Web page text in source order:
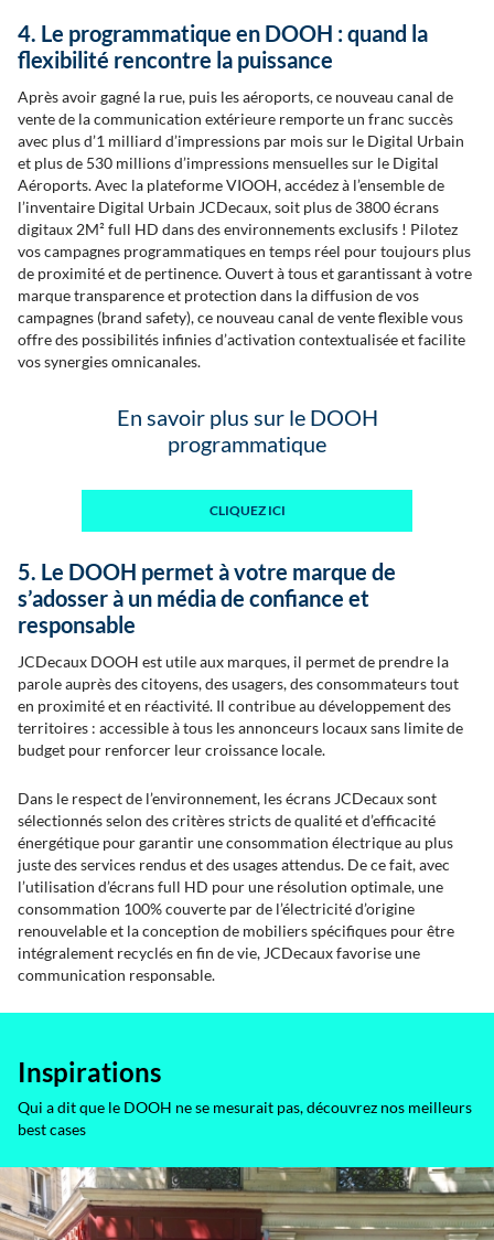
4. Le programmatique en DOOH : quand la
flexibilité rencontre la puissance
Après avoir gagné la rue, puis les aéroports, ce nouveau canal de
vente de la communication extérieure remporte un franc succès
avec plus d’1 milliard d’impressions par mois sur le Digital Urbain
et plus de 530 millions d’impressions mensuelles sur le Digital
Aéroports. Avec la plateforme VIOOH, accédez à l’ensemble de
l’inventaire Digital Urbain JCDecaux, soit plus de 3800 écrans
digitaux 2M² full HD dans des environnements exclusifs ! Pilotez
vos campagnes programmatiques en temps réel pour toujours plus
de proximité et de pertinence. Ouvert à tous et garantissant à votre
marque transparence et protection dans la diffusion de vos
campagnes (brand safety), ce nouveau canal de vente flexible vous
offre des possibilités infinies d’activation contextualisée et facilite
vos synergies omnicanales.
En savoir plus sur le DOOH
programmatique
CLIQUEZ ICI
5. Le DOOH permet à votre marque de
s’adosser à un média de confiance et
responsable
JCDecaux DOOH est utile aux marques, il permet de prendre la
parole auprès des citoyens, des usagers, des consommateurs tout
en proximité et en réactivité. Il contribue au développement des
territoires : accessible à tous les annonceurs locaux sans limite de
budget pour renforcer leur croissance locale.
Dans le respect de l’environnement, les écrans JCDecaux sont
sélectionnés selon des critères stricts de qualité et d’efficacité
énergétique pour garantir une consommation électrique au plus
juste des services rendus et des usages attendus. De ce fait, avec
l’utilisation d’écrans full HD pour une résolution optimale, une
consommation 100% couverte par de l’électricité d’origine
renouvelable et la conception de mobiliers spécifiques pour être
intégralement recyclés en fin de vie, JCDecaux favorise une
communication responsable.
Inspirations
Qui a dit que le DOOH ne se mesurait pas, découvrez nos meilleurs
best cases